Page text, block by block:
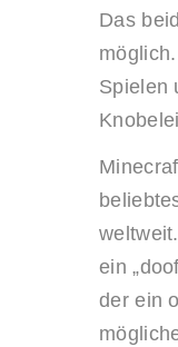
Das
Spielen
ein
der ein